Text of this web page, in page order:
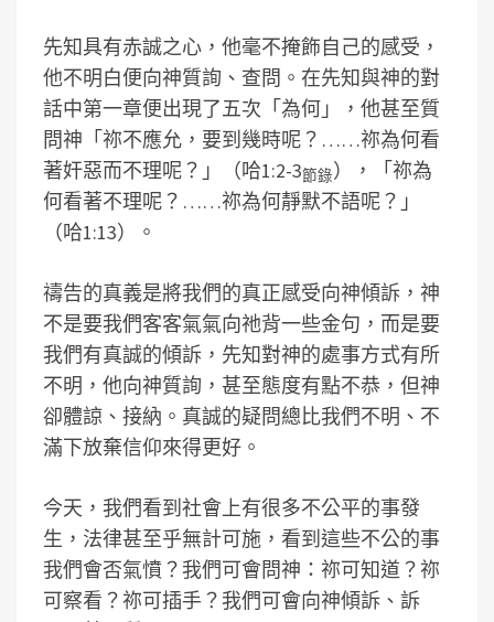
先知具有赤誠之心，他毫不掩飾自己的感受，
他不明白便向神質詢、查問。在先知與神的對
話中第一章便出現了五次「為何」，他甚至質
問神「祢不應允，要到幾時呢？……祢為何看
著奸惡而不理呢？」（哈1:2-3節錄），「祢為
何看著不理呢？……祢為何靜默不語呢？」
（哈1:13）。
禱告的真義是將我們的真正感受向神傾訴，神
不是要我們客客氣氣向祂背一些金句，而是要
我們有真誠的傾訴，先知對神的處事方式有所
不明，他向神質詢，甚至態度有點不恭，但神
卻體諒、接納。真誠的疑問總比我們不明、不
滿下放棄信仰來得更好。
今天，我們看到社會上有很多不公平的事發
生，法律甚至乎無計可施，看到這些不公的事
我們會否氣憤？我們可會問神：祢可知道？祢
可察看？祢可插手？我們可會向神傾訴、訴